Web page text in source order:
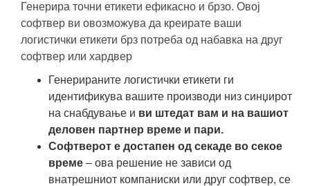
Генерира точни етикети ефикасно и брзо. Овој
софтвер ви овозможува да креирате ваши
логистички етикети брз потреба од набавка на друг
софтвер или хардвер
Генерираните логистички етикети ги
идентификува вашите производи низ синџирот
на снабдување и ви штедат вам и на вашиот
деловен партнер време и пари.
Софтверот е достапен од секаде во секое
време – ова решение не зависи од
внатрешниот компаниски или друг софтвер, се